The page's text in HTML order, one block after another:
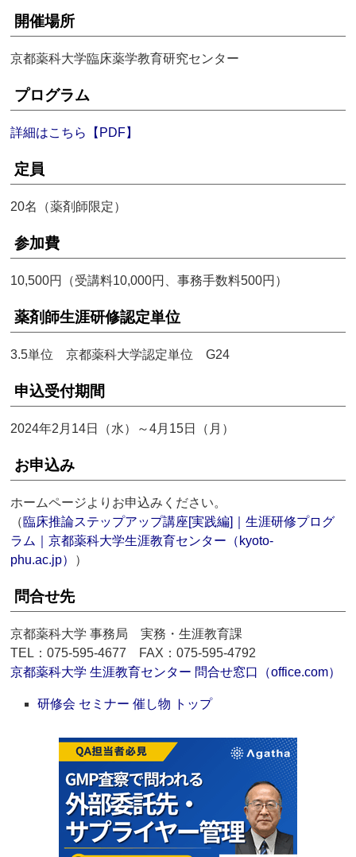
開催場所
京都薬科大学臨床薬学教育研究センター
プログラム
詳細はこちら【PDF】
定員
20名（薬剤師限定）
参加費
10,500円（受講料10,000円、事務手数料500円）
薬剤師生涯研修認定単位
3.5単位 京都薬科大学認定単位 G24
申込受付期間
2024年2月14日（水）～4月15日（月）
お申込み
ホームページよりお申込みください。
（臨床推論ステップアップ講座[実践編]｜生涯研修プログ
ラム｜京都薬科大学生涯教育センター（kyoto-
phu.ac.jp） ）
問合せ先
京都薬科大学 事務局 実務・生涯教育課
TEL：075-595-4677 FAX：075-595-4792
京都薬科大学 生涯教育センター 問合せ窓口（office.com）
研修会 セミナー 催し物 トップ